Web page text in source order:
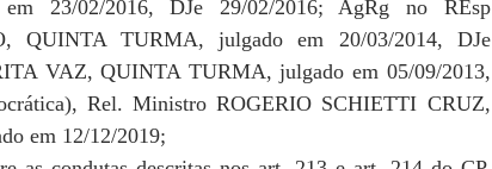
23/02/2016, DJe 29/02/2016; AgRg no REsp
QUINTA TURMA, julgado em 20/03/2014, DJe
VAZ, QUINTA TURMA, julgado em 05/09/2013,
Rel. Ministro ROGERIO SCHIETTI CRUZ,
em 12/12/2019;